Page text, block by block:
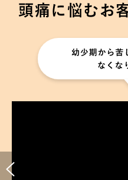
頭痛に悩むお